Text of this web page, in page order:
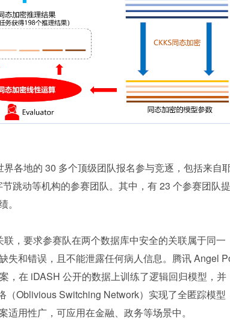
各地的 30 多个顶级团队报名参与竞逐，包括来自
跳动等机构的参赛团队。其中，有 23 个参赛团队提
，要求参赛队在两个数据库中安全的关联属于同一
失和错误，且不能泄露任何病人信息。腾讯 Angel
，在 iDASH 公开的数据上训练了逻辑回归模型，并
Oblivious Switching Network）实现了全匿踪模型
用性广，可应用在金融、政务等场景中。